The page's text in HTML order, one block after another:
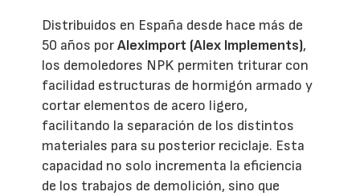
Distribuidos en España desde hace más de
50 años porAleximport (Alex Implements),
los demoledores NPK permiten triturar con
facilidad estructuras de hormigón armado y
cortar elementos de acero ligero,
facilitando la separación de los distintos
materiales para su posterior reciclaje. Esta
capacidad no solo incrementa la eficiencia
de los trabajos de demolición, sino que